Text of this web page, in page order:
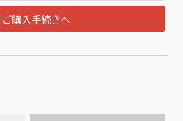
ご購入手続きへ